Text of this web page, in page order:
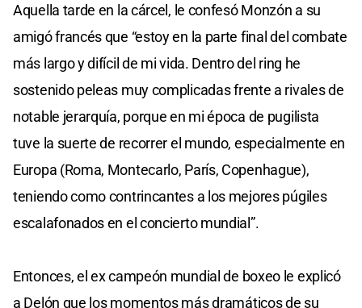
Aquella tarde en la cárcel, le confesó Monzón a su
amigó francés que “estoy en la parte final del combate
más largo y difícil de mi vida. Dentro del ring he
sostenido peleas muy complicadas frente a rivales de
notable jerarquía, porque en mi época de pugilista
tuve la suerte de recorrer el mundo, especialmente en
Europa (Roma, Montecarlo, París, Copenhague),
teniendo como contrincantes a los mejores púgiles
escalafonados en el concierto mundial”.
Entonces, el ex campeón mundial de boxeo le explicó
a Delón que los momentos más dramáticos de su